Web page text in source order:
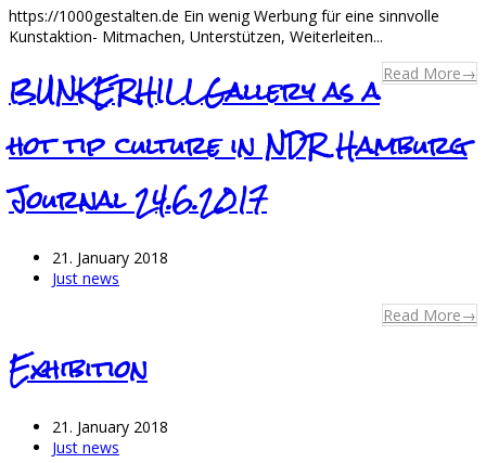
https://1000gestalten.de Ein wenig Werbung für eine sinnvolle
Kunstaktion- Mitmachen, Unterstützen, Weiterleiten...
Read More→
BUNKERHILLGallery as a
hot tip culture in NDR Hamburg
Journal 24.6.2017
21. January 2018
Just news
Read More→
Exhibition
21. January 2018
Just news